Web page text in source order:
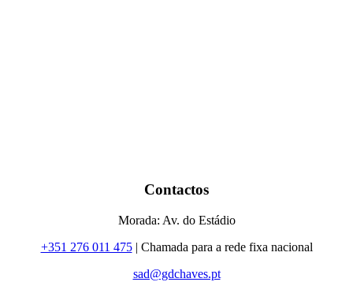
Contactos
Morada: Av. do Estádio
+351 276 011 475| Chamada para a rede fixa nacional
sad@gdchaves.pt